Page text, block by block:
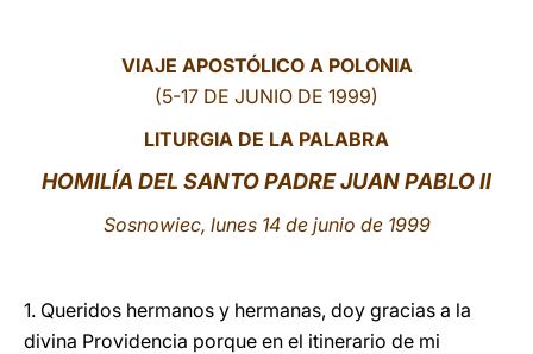
VIAJE APOSTÓLICO A POLONIA
(5-17 DE JUNIO DE 1999)
LITURGIA DE LA PALABRA
HOMILÍA DEL SANTO PADRE JUAN PABLO II
Sosnowiec, lunes 14 de junio de 1999
1. Queridos hermanos y hermanas, doy gracias a la
divina Providencia porque en el itinerario de mi